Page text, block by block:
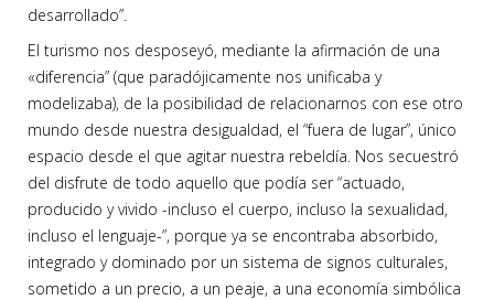
desarrollado”.
El turismo nos desposeyó, mediante la afirmación de una
«diferencia” (que paradójicamente nos unificaba y
modelizaba), de la posibilidad de relacionarnos con ese otro
mundo desde nuestra desigualdad, el “fuera de lugar”, único
espacio desde el que agitar nuestra rebeldía. Nos secuestró
del disfrute de todo aquello que podía ser “actuado,
producido y vivido -incluso el cuerpo, incluso la sexualidad,
incluso el lenguaje-”, porque ya se encontraba absorbido,
integrado y dominado por un sistema de signos culturales,
sometido a un precio, a un peaje, a una economía simbólica